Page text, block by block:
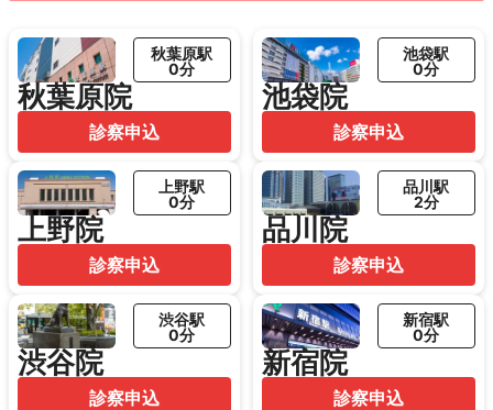
秋葉原院
秋葉原駅
0分
診察申込
池袋院
池袋駅
0分
診察申込
上野院
上野駅
0分
診察申込
品川院
品川駅
2分
診察申込
渋谷院
渋谷駅
0分
診察申込
新宿院
新宿駅
0分
診察申込